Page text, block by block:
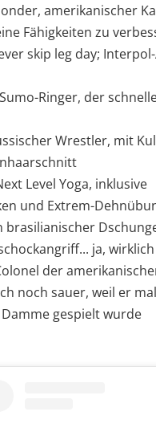
amerikanischer
Fähigkeiten zu
skip leg day;
Ringer, der
Wrestler, mit
Level Yoga, inklusive
und Extrem-
brasilianischer
ja, wirklich
der
noch sauer, weil er
gespielt wurde